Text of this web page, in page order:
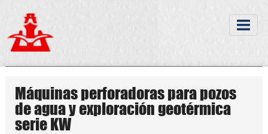
Máquinas perforadoras para pozos
de agua y exploración geotérmica
serie KW